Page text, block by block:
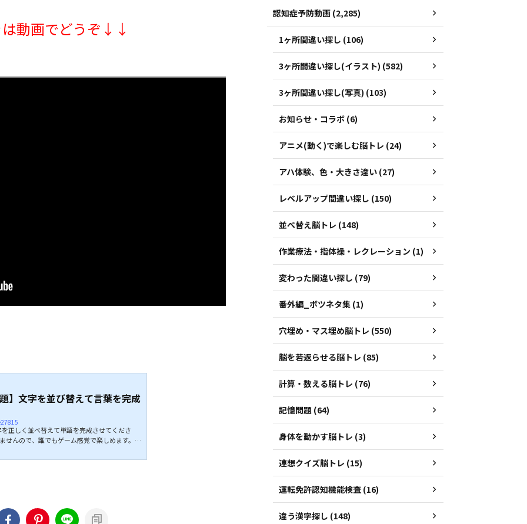
動画でどうぞ↓↓
】文字を並び替えて言葉を完成
正しく並べ替えて単語を完成させてくださ
せんので、誰でもゲーム感覚で楽しめます。ア
ンジしみてください。 ↓↓続きは動画でどう
認知症予防動画 (2,285)
1ヶ所間違い探し (106)
3ヶ所間違い探し(イラスト) (582)
3ヶ所間違い探し(写真) (103)
お知らせ・コラボ (6)
アニメ(動く)で楽しむ脳トレ (24)
アハ体験、色・大きさ違い (27)
レベルアップ間違い探し (150)
並べ替え脳トレ (148)
作業療法・指体操・レクレーション (1)
変わった間違い探し (79)
番外編_ボツネタ集 (1)
穴埋め・マス埋め脳トレ (550)
脳を若返らせる脳トレ (85)
計算・数える脳トレ (76)
記憶問題 (64)
身体を動かす脳トレ (3)
連想クイズ脳トレ (15)
運転免許認知機能検査 (16)
違う漢字探し (148)